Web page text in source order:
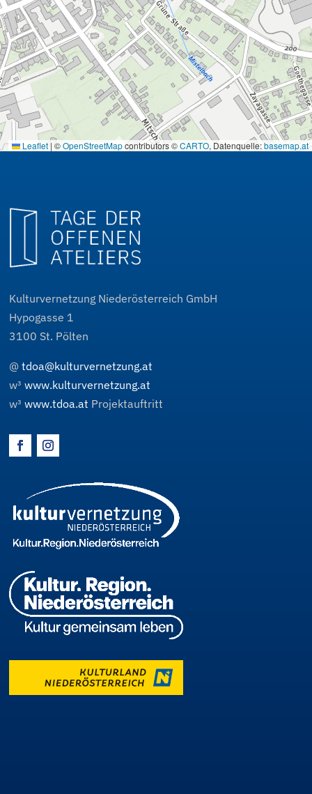
Leaflet | ©OpenStreetMapcontributors ©CARTO, Datenquelle:basemap.at
Kulturvernetzung Niederösterreich GmbH
Hypogasse 1
3100 St. Pölten
@tdoa@kulturvernetzung.at
w³www.kulturvernetzung.at
w³www.tdoa.at Projektauftritt